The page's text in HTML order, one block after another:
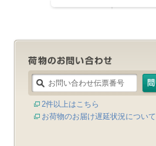
2件以上はこちら
お荷物のお届け遅延状況について